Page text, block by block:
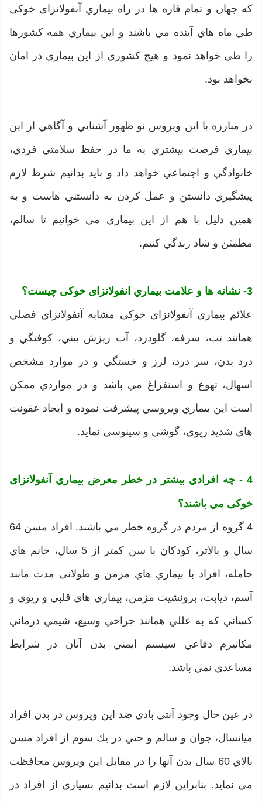
كه جهان و تمام قاره ها در راه بيماري آنفولانزای خوکی
طي ماه هاي آينده مي باشند و اين بيماري همه كشورها
را طي خواهد نمود و هيچ كشوري از اين بيماري در امان
نخواهد بود.
در مبارزه با اين ویروس نو ظهور آشنايي و آگاهي از اين
بيماري فرصت بيشتري به ما در حفظ سلامتي فردي،
خانوادگي و اجتماعي خواهد داد و بايد بدانيم شرط لازم
پيشگيري دانستن و عمل كردن به دانستني هاست و به
همين دليل با هم از اين بيماري مي خوانيم تا سالم،
مطمئن و شاد زندگي كنيم.
3- نشانه ها و علامت بيماري انفولانزای خوکی چيست؟
علائم بيماری آنفولانزای خوکی مشابه آنفولانزاي فصلي
همانند تب، سرفه، گلودرد، آب ريزش بيني، كوفتگي و
درد بدن، سر درد، لرز و خستگي و در موارد مشخص
اسهال، تهوع و استفراغ مي باشد و در مواردي ممكن
است اين بيماري ويروسي پيشرفت نموده و ايجاد عفونت
هاي شديد ريوي، گوشي و سينوسي نمايد.
4- چه افرادي بيشتر در خطر معرض بيماري آنفولانزای
خوکی مي باشند؟
4 گروه از مردم در گروه خطر مي باشند. افراد مسن 64
سال و بالاتر، كودكان با سن كمتر از 5 سال، خانم هاي
حامله، افراد با بيماري هاي مزمن و طولانی مدت مانند
آسم، ديابت، برونشيت مزمن، بيماري هاي قلبي و ريوي و
كساني كه به عللي همانند جراحي وسيع، شیمي درماني
مكانيزم دفاعي سيستم ايمني بدن آنان در شرايط
مساعدي نمي باشد.
در عين حال وجود آنتي بادي ضد اين ويروس در بدن افراد
ميانسال، جوان و سالم و حتي در يك سوم از افراد مسن
بالاي 60 سال بدن آنها را در مقابل اين ويروس محافظت
مي نمايد. بنابراين لازم است بدانيم بسياري از افراد در